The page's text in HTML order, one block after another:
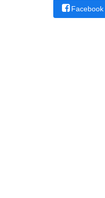
Facebook